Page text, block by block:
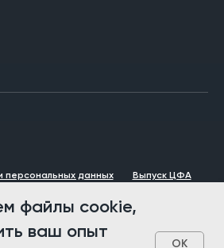
персональных данных
Выпуск ЦФА
файлы cookie,
ваш опыт
OK